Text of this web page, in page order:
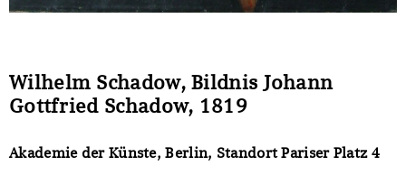
Wilhelm Schadow, Bildnis Johann
Gottfried Schadow, 1819
Akademie der Künste, Berlin, Standort Pariser Platz 4